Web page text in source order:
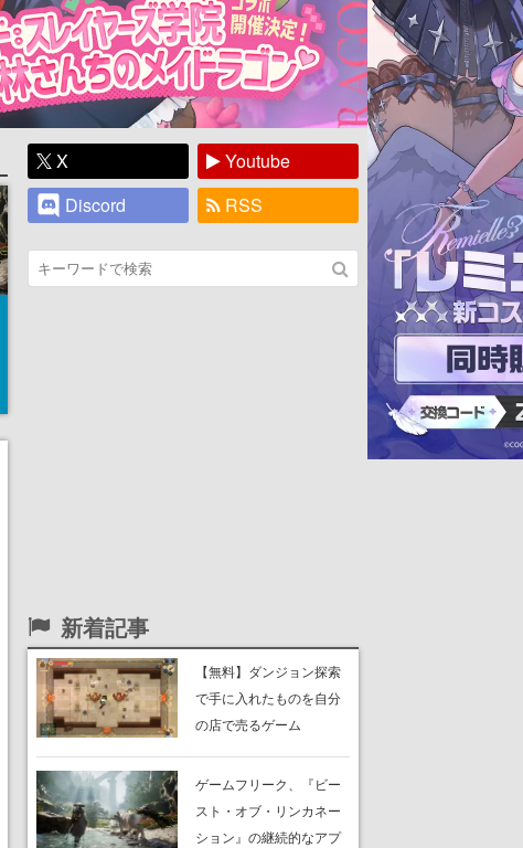
X
Youtube
Discord
RSS
新着記事
【無料】ダンジョン探索
で手に入れたものを自分
の店で売るゲーム
にて無料配布中！続編
『Moonlighter 2』の9月2
日正式リリースを記念し
ゲームフリーク、『ビー
スト・オブ・リンカネー
ション』の継続的なアプ